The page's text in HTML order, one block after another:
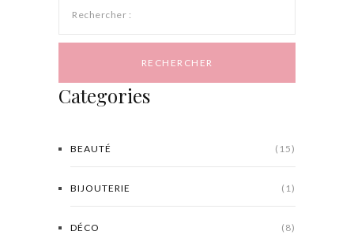
Rechercher :
Categories
BEAUTÉ (15)
BIJOUTERIE (1)
DÉCO (8)